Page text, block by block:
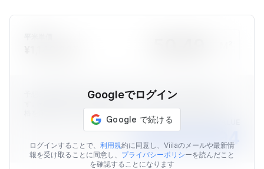
Googleでログイン
ログインすることで、 利用規約に同意し、Viilaのメールや最新情
報を受け取ることに同意し、 プライバシーポリシーを読んだこと
を確認することになります
予想の物件価格はViilaのデータを元に算出された価格情報で
す。表示されている予想価格はあくまでも目安であり、販売価
格を保証するものではありません。
AVERAGE MARKET VALUE
￥58,057,694